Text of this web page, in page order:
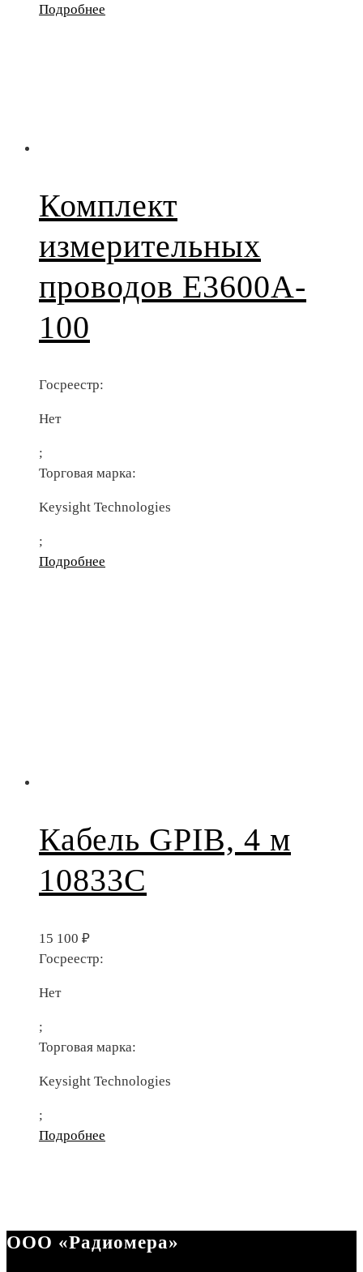
Подробнее
Комплект
измерительных
проводов E3600A-
100
Госреестр:
Нет
;
Торговая марка:
Keysight Technologies
;
Подробнее
Кабель GPIB, 4 м
10833C
15 100 ₽
Госреестр:
Нет
;
Торговая марка:
Keysight Technologies
;
Подробнее
ООО «Радиомера»